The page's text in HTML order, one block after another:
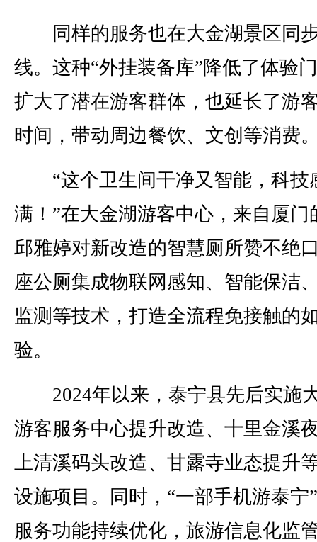
同样的服务也在大金湖景区同
线。这种“外挂装备库”降低了体验
扩大了潜在游客群体，也延长了游
时间，带动周边餐饮、文创等消费
“这个卫生间干净又智能，科技
满！”在大金湖游客中心，来自厦门
邱雅婷对新改造的智慧厕所赞不绝
座公厕集成物联网感知、智能保洁
监测等技术，打造全流程免接触的
验。
2024年以来，泰宁县先后实施
游客服务中心提升改造、十里金溪
上清溪码头改造、甘露寺业态提升
设施项目。同时，“一部手机游泰宁
服务功能持续优化，旅游信息化监